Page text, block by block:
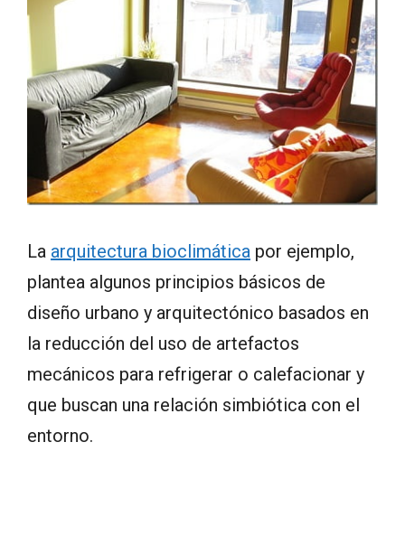
La arquitectura bioclimática por ejemplo,
plantea algunos principios básicos de
diseño urbano y arquitectónico basados en
la reducción del uso de artefactos
mecánicos para refrigerar o calefacionar y
que buscan una relación simbiótica con el
entorno.